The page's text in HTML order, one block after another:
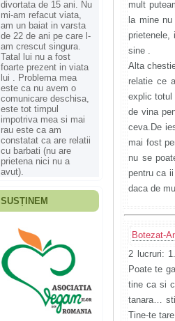
divortata de 15 ani. Nu
mi-am refacut viata,
am un baiat in varsta
de 22 de ani pe care l-
am crescut singura.
Tatal lui nu a fost
foarte prezent in viata
lui . Problema mea
este ca nu avem o
comunicare deschisa,
este tot timpul
impotriva mea si mai
rau este ca am
constatat ca are relatii
cu barbati (nu are
prietena nici nu a
avut).
Fiica mea s-a nascut
ani, privind in urma
realizez cat de multe
greseli am facut in
educatia si cresterea
ei, am fost o mama
egoista, preocupata
de implinirea
profesionala, cand ea
era mica am neglijat-
SUSȚINEM
mult
la mine
prietenele,
sine .
Alta
relatie ce
explic
de vina
ceva.De
mai fost
nu se
pentru ca
daca de
Botezat-
2 lucruri:
Poate te
tine ca si
tanara…
Tine-te